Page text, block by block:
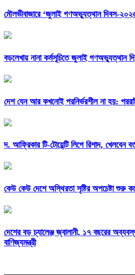
মৌলভীবাজারে ‘জুলাই গণঅভ্যুত্থান দিবস-
বড়লেখায় নানা কর্মসূচিতে জুলাই গণঅভ্যুত্থান
দেশ যেন আর কখনোই পরনির্ভরশীল না হয়:
দ. আফ্রিকার টি-টোয়েন্টি লিগে রিশাদ, খেলবেন
কেউ কেউ দেশে অস্থিরতা সৃষ্টির অপচেষ্টা শুরু
দেশের বড় চ্যালেঞ্জ জ্বালানী, ১৭ বছরের
বাণিজ্যমন্ত্রী